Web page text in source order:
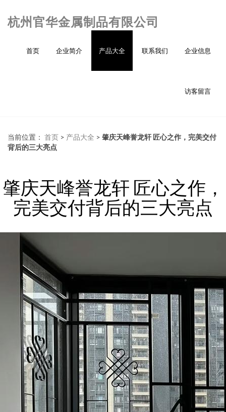
杭州官华金属制品有限公司
首页 企业简介 产品大全 联系我们 企业信息
访客留言
当前位置： 首页 > 产品大全 > 肇庆天峰誉龙轩 匠心之作，完美交付
背后的三大亮点
肇庆天峰誉龙轩 匠心之作，
完美交付背后的三大亮点